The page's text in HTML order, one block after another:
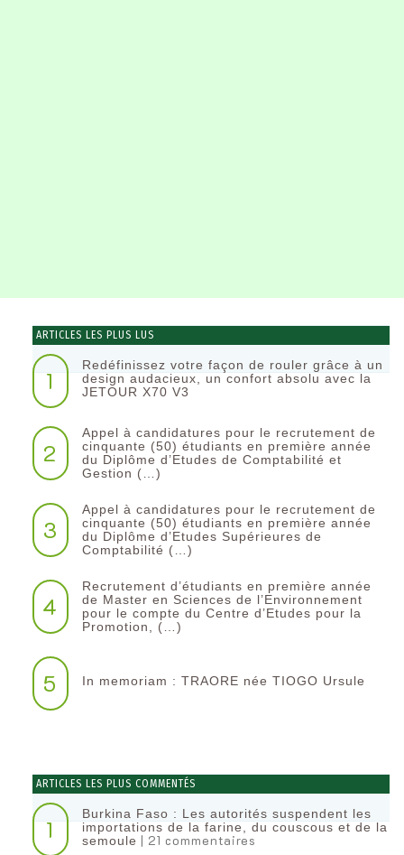
ARTICLES LES PLUS LUS
1
Redéfinissez votre façon de rouler grâce à un
design audacieux, un confort absolu avec la
JETOUR X70 V3
2
Appel à candidatures pour le recrutement de
cinquante (50) étudiants en première année
du Diplôme d’Etudes de Comptabilité et
Gestion (…)
3
Appel à candidatures pour le recrutement de
cinquante (50) étudiants en première année
du Diplôme d’Etudes Supérieures de
Comptabilité (…)
4
Recrutement d’étudiants en première année
de Master en Sciences de l’Environnement
pour le compte du Centre d’Etudes pour la
Promotion, (…)
5 In memoriam : TRAORE née TIOGO Ursule
ARTICLES LES PLUS COMMENTÉS
1
Burkina Faso : Les autorités suspendent les
importations de la farine, du couscous et de la
semoule
| 21 commentaires